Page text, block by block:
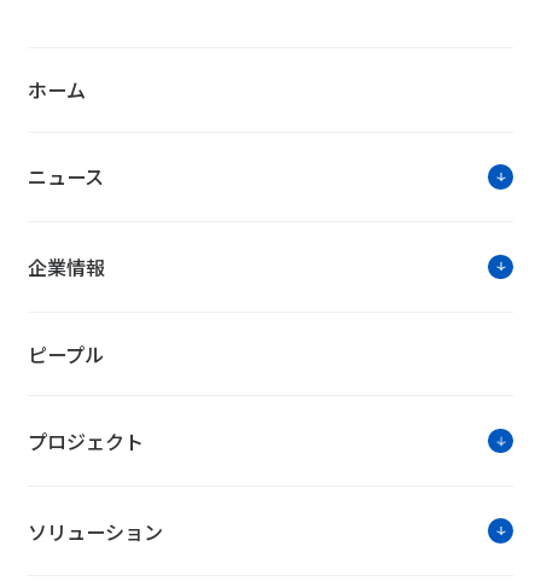
ホーム
ニュース
企業情報
ピープル
プロジェクト
ソリューション